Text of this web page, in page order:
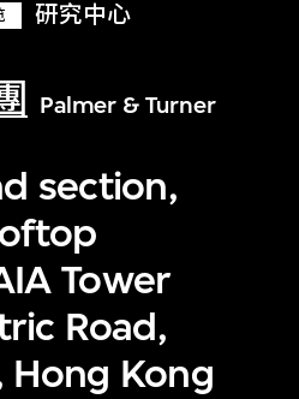
研究中心
Palmer & Turner
section,
Tower
Road,
Kong
及二十一世纪视觉